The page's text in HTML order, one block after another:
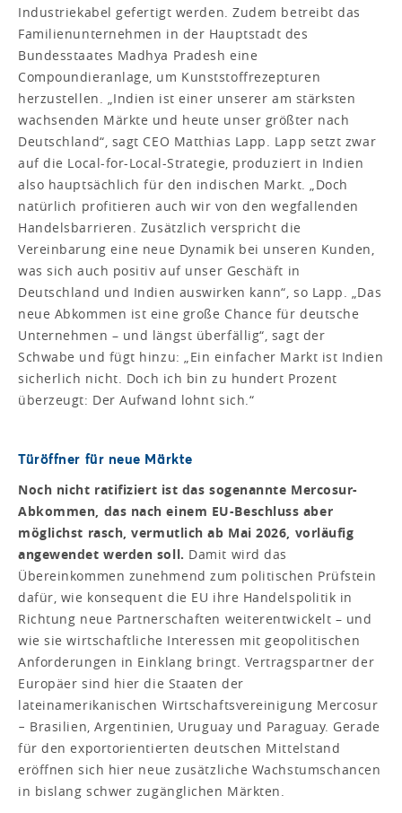
Industriekabel gefertigt werden. Zudem betreibt das
Familienunternehmen in der Hauptstadt des
Bundesstaates Madhya Pradesh eine
Compoundieranlage, um Kunststoffrezepturen
herzustellen. „Indien ist einer unserer am stärksten
wachsenden Märkte und heute unser größter nach
Deutschland“, sagt CEO Matthias Lapp. Lapp setzt zwar
auf die Local-for-Local-Strategie, produziert in Indien
also hauptsächlich für den indischen Markt. „Doch
natürlich profitieren auch wir von den wegfallenden
Handelsbarrieren. Zusätzlich verspricht die
Vereinbarung eine neue Dynamik bei unseren Kunden,
was sich auch positiv auf unser Geschäft in
Deutschland und Indien auswirken kann“, so Lapp. „Das
neue Abkommen ist eine große Chance für deutsche
Unternehmen – und längst überfällig“, sagt der
Schwabe und fügt hinzu: „Ein einfacher Markt ist Indien
sicherlich nicht. Doch ich bin zu hundert Prozent
überzeugt: Der Aufwand lohnt sich.“
Türöffner für neue Märkte
Noch nicht ratifiziert ist das sogenannte Mercosur-
Abkommen, das nach einem EU-Beschluss aber
möglichst rasch, vermutlich ab Mai 2026, vorläufig
angewendet werden soll. Damit wird das
Übereinkommen zunehmend zum politischen Prüfstein
dafür, wie konsequent die EU ihre Handelspolitik in
Richtung neue Partnerschaften weiterentwickelt – und
wie sie wirtschaftliche Interessen mit geopolitischen
Anforderungen in Einklang bringt. Vertragspartner der
Europäer sind hier die Staaten der
lateinamerikanischen Wirtschaftsvereinigung Mercosur
− Brasilien, Argentinien, Uruguay und Paraguay. Gerade
für den exportorientierten deutschen Mittelstand
eröffnen sich hier neue zusätzliche Wachstumschancen
in bislang schwer zugänglichen Märkten.